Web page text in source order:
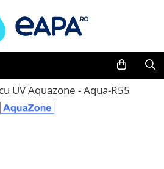
UV Aquazone - Aqua-R55